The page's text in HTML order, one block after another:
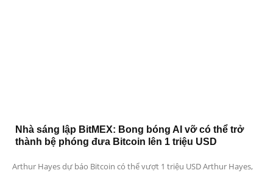
Nhà sáng lập BitMEX: Bong bóng AI vỡ có thể trở
thành bệ phóng đưa Bitcoin lên 1 triệu USD
Arthur Hayes dự báo Bitcoin có thể vượt 1 triệu USD Arthur Hayes,